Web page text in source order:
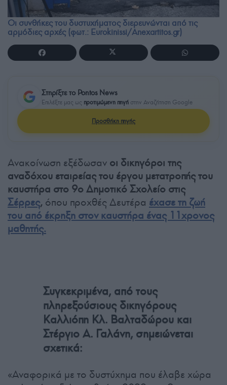
Οι συνθήκες του δυστυχήματος διερευνώνται από τις
αρμόδιες αρχές (φωτ.: Eurokinissi/Anexartitos.gr)
Στηρίξτε το Pontos News
Επιλέξτε μας ως προτιμώμενη πηγή στην Αναζήτηση Google
Προσθήκη πηγής
Ανακοίνωση εξέδωσαν οι δικηγόροι της
αναδόχου εταιρείας του έργου μετατροπής του
καυστήρα στο 9ο Δημοτικό Σχολείο στις
Σέρρες, όπου προχθές Δευτέρα έχασε τη ζωή
του από έκρηξη στον καυστήρα ένας 11χρονος
μαθητής.
Συγκεκριμένα, από τους
πληρεξούσιους δικηγόρους
Καλλιόπη Κλ. Βαλταδώρου και
Στέργιο Α. Γαλάνη, σημειώνεται
σχετικά:
«Αναφορικά με το δυστύχημα που έλαβε χώρα